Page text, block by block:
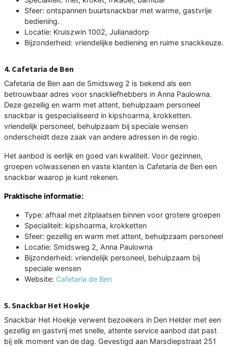
Sfeer: ontspannen buurtsnackbar met warme, gastvrije
bediening.
Locatie: Kruiszwin 1002, Julianadorp
Bijzonderheid: vriendelijke bediening en ruime snackkeuze.
4. Cafetaria de Ben
Cafetaria de Ben aan de Smidsweg 2 is bekend als een
betrouwbaar adres voor snackliefhebbers in Anna Paulowna.
Deze gezellig en warm met attent, behulpzaam personeel
snackbar is gespecialiseerd in kipshoarma, krokketten.
vriendelijk personeel, behulpzaam bij speciale wensen
onderscheidt deze zaak van andere adressen in de regio.
Het aanbod is eerlijk en goed van kwaliteit. Voor gezinnen,
groepen volwassenen en vaste klanten is Cafetaria de Ben een
snackbar waarop je kunt rekenen.
Praktische informatie:
Type: afhaal met zitplaatsen binnen voor grotere groepen
Specialiteit: kipshoarma, krokketten
Sfeer: gezellig en warm met attent, behulpzaam personeel
Locatie: Smidsweg 2, Anna Paulowna
Bijzonderheid: vriendelijk personeel, behulpzaam bij
speciale wensen
Website: Cafetaria de Ben
5. Snackbar Het Hoekje
Snackbar Het Hoekje verwent bezoekers in Den Helder met een
gezellig en gastvrij met snelle, attente service aanbod dat past
bij elk moment van de dag. Gevestigd aan Marsdiepstraat 251